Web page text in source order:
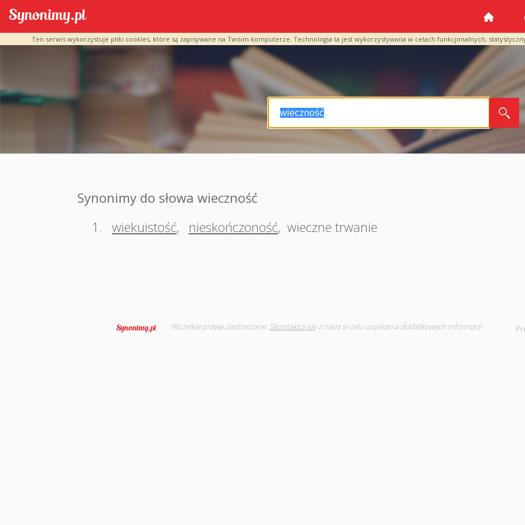
Ten serwis wykorzystuje pliki cookies, które są zapisywane na Twoim komputerze. Technologia ta jest wykorzystywana w celach funkcjonalnych,
Synonimy do słowa wieczność
1. wiekuistość, nieskończoność, wieczne trwanie
Wszelkie prawa zastrzeżone. Skontaktuj sięz nami w celu uzyskania dodatkowych informacji